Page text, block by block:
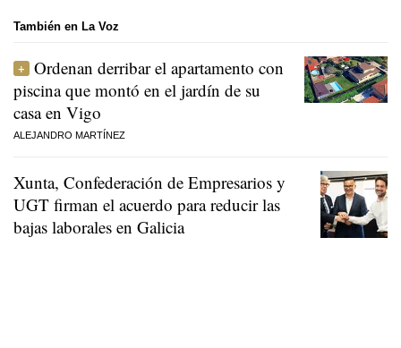
También en La Voz
Ordenan derribar el apartamento con
piscina que montó en el jardín de su
casa en Vigo
ALEJANDRO MARTÍNEZ
Xunta, Confederación de Empresarios y
UGT firman el acuerdo para reducir las
bajas laborales en Galicia